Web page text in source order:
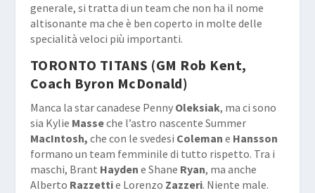
generale, si tratta di un team che non ha il nome
altisonante ma che è ben coperto in molte delle
specialità veloci più importanti.
TORONTO TITANS (GM Rob Kent,
Coach Byron McDonald)
Manca la star canadese Penny Oleksiak, ma ci sono
sia Kylie Masseche l’astro nascente Summer
MacIntosh, che con le svedesi Coleman e Hansson
formano un team femminile di tutto rispetto. Tra i
maschi, Brant Hayden e Shane Ryan, ma anche
Alberto Razzettie Lorenzo Zazzeri. Niente male.